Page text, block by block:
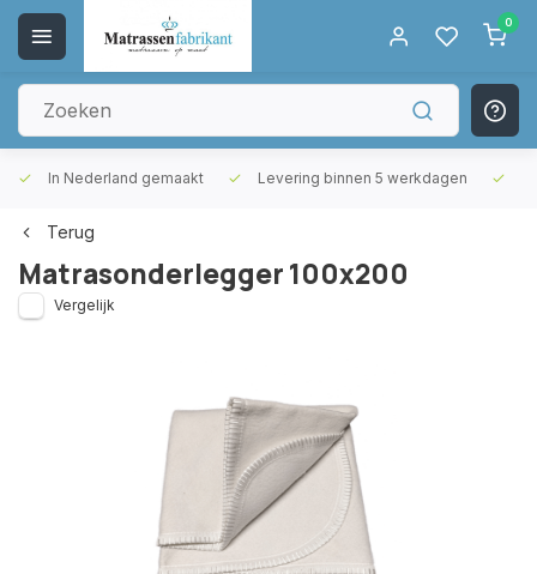
0
In Nederland gemaakt Levering binnen 5 werkdagen
Terug
Matrasonderlegger 100x200
Vergelijk